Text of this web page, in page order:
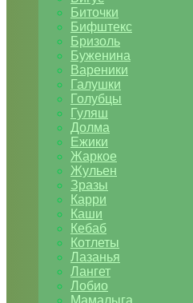
Биточки
Бифштекс
Бризоль
Буженина
Вареники
Галушки
Голубцы
Гуляш
Долма
Ежики
Жаркое
Жульен
Зразы
Карри
Каши
Кебаб
Котлеты
Лазанья
Лангет
Лобио
Мамалыга